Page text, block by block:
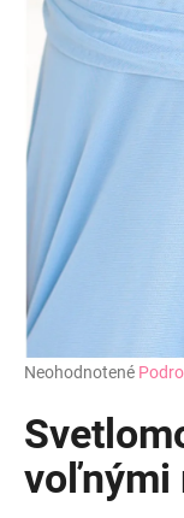
Priemerné
produktu
je
z
Neohodnotené
voľnými